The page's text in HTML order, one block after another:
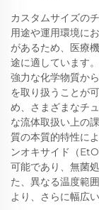
カスタムサイズの
用途や運用環境に
があるため、医療
途に適しています
強力な化学物質か
を取り扱うことが
め、さまざまなチ
な流体取扱い上の
質の本質的特性に
ンオキサイド（
可能であり、無菌
た、異なる温度範
より、さらに幅広